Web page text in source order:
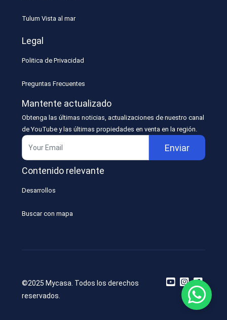
Tulum Vista al mar
Legal
Politica de Privacidad
Preguntas Frecuentes
Mantente actualizado
Obtenga las últimas noticias, actualizaciones de nuestro canal
de YouTube y las últimas propiedades en venta en la región.
Enviar
Contenido relevante
Desarrollos
Buscar con mapa
©2025 Mycasa. Todos los derechos
reservados.